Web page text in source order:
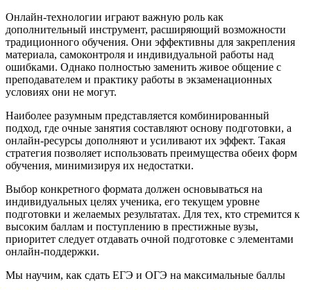
Онлайн-технологии играют важную роль как
дополнительный инструмент, расширяющий возможности
традиционного обучения. Они эффективны для закрепления
материала, самоконтроля и индивидуальной работы над
ошибками. Однако полностью заменить живое общение с
преподавателем и практику работы в экзаменационных
условиях они не могут.
Наиболее разумным представляется комбинированный
подход, где очные занятия составляют основу подготовки, а
онлайн-ресурсы дополняют и усиливают их эффект. Такая
стратегия позволяет использовать преимущества обеих форм
обучения, минимизируя их недостатки.
Выбор конкретного формата должен основываться на
индивидуальных целях ученика, его текущем уровне
подготовки и желаемых результатах. Для тех, кто стремится к
высоким баллам и поступлению в престижные вузы,
приоритет следует отдавать очной подготовке с элементами
онлайн-поддержки.
Мы научим, как сдать ЕГЭ и ОГЭ на максимальные баллы